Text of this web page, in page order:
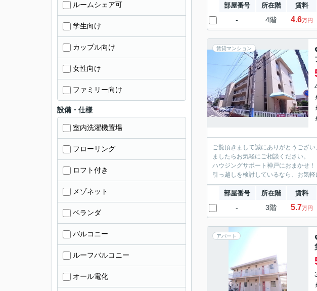
部屋番号 所在階 賃料
- 4階 4.6万円
賃貸マンション
ご覧頂きまして誠にありがとうござ
ましたらお気軽にご相談ください。
ハウジングサポート神戸におまかせ！
引っ越しを検討しているなら、お気軽
部屋番号 所在階 賃料
- 3階 5.7万円
アパート
ルームシェア可
学生向け
カップル向け
女性向け
ファミリー向け
設備・仕様
室内洗濯機置場
フローリング
ロフト付き
メゾネット
ベランダ
バルコニー
ルーフバルコニー
オール電化